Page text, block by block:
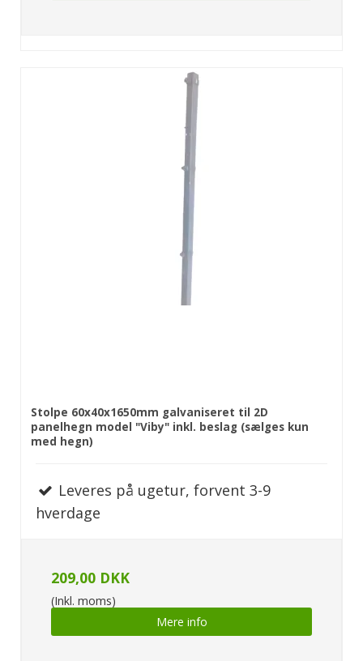
Stolpe 60x40x1650mm galvaniseret til 2D
panelhegn model "Viby" inkl. beslag (sælges kun
med hegn)
Leveres på ugetur, forvent 3-9
hverdage
209,00 DKK
(Inkl. moms)
Mere info